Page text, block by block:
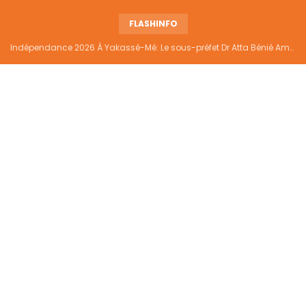
FLASHINFO
Indépendance 2026 À Yakassé-Mé: Le sous-préfet Dr Atta Bénié Amédé appelle à l’unité, à la sécurité et au développement